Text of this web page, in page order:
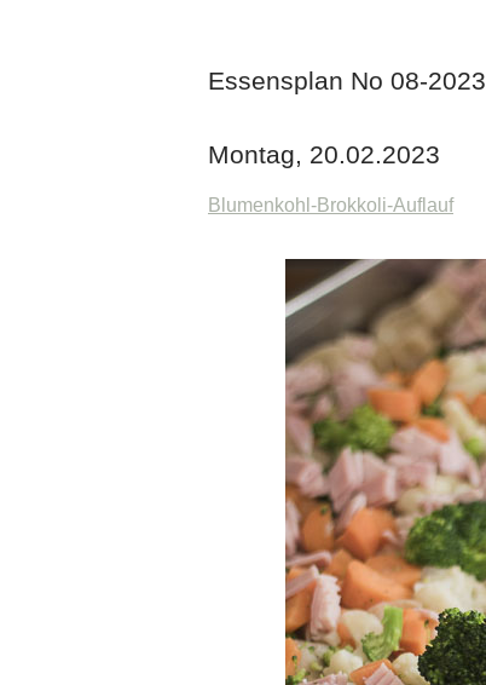
Essensplan No 08-2023
Montag, 20.02.2023
Blumenkohl-Brokkoli-Auflauf